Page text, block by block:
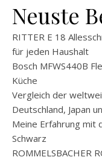
Neuste
RITTER E 18
für jeden Haushalt
Bosch MFWS440B
Küche
Vergleich der
Deutschland, Japan
Meine Erfahrung mit
Schwarz
ROMMELSBACHER